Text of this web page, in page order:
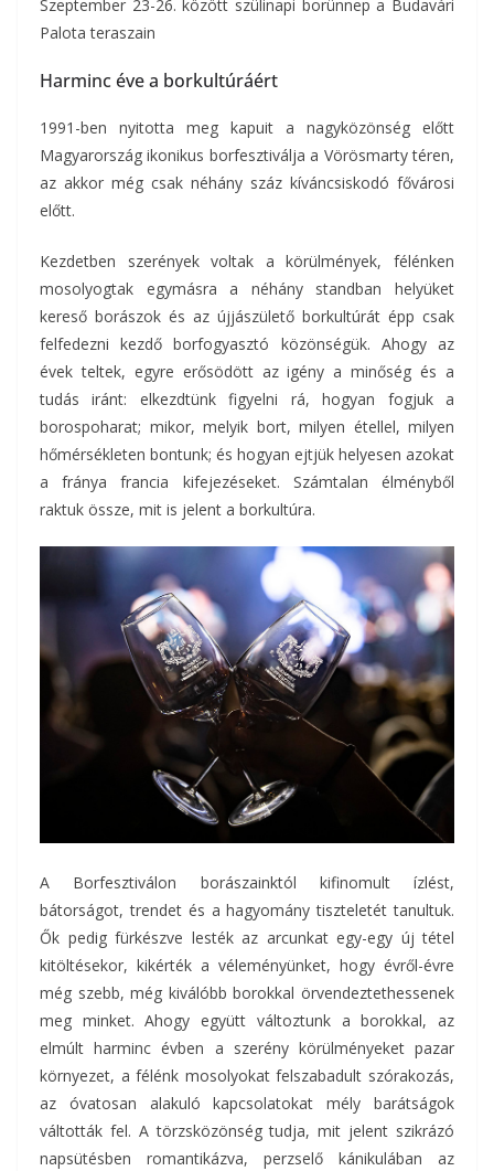
Szeptember 23-26. között szülinapi borünnep a Budavári
Palota teraszain
Harminc éve a borkultúráért
1991-ben nyitotta meg kapuit a nagyközönség előtt
Magyarország ikonikus borfesztiválja a Vörösmarty téren,
az akkor még csak néhány száz kíváncsiskodó fővárosi
előtt.
Kezdetben szerények voltak a körülmények, félénken
mosolyogtak egymásra a néhány standban helyüket
kereső borászok és az újjászülető borkultúrát épp csak
felfedezni kezdő borfogyasztó közönségük. Ahogy az
évek teltek, egyre erősödött az igény a minőség és a
tudás iránt: elkezdtünk figyelni rá, hogyan fogjuk a
borospoharat; mikor, melyik bort, milyen étellel, milyen
hőmérsékleten bontunk; és hogyan ejtjük helyesen azokat
a fránya francia kifejezéseket. Számtalan élményből
raktuk össze, mit is jelent a borkultúra.
A Borfesztiválon borászainktól kifinomult ízlést,
bátorságot, trendet és a hagyomány tiszteletét tanultuk.
Ők pedig fürkészve lesték az arcunkat egy-egy új tétel
kitöltésekor, kikérték a véleményünket, hogy évről-évre
még szebb, még kiválóbb borokkal örvendeztethessenek
meg minket. Ahogy együtt változtunk a borokkal, az
elmúlt harminc évben a szerény körülményeket pazar
környezet, a félénk mosolyokat felszabadult szórakozás,
az óvatosan alakuló kapcsolatokat mély barátságok
váltották fel. A törzsközönség tudja, mit jelent szikrázó
napsütésben romantikázva, perzselő kánikulában az